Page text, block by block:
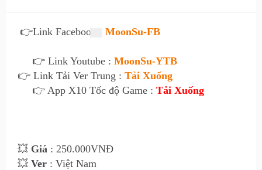
👉Link Facebook : MoonSu-FB
👉 Link Youtube : MoonSu-YTB
👉 Link Tải Ver Trung : Tải Xuống
👉 App X10 Tốc độ Game : Tải Xuống
💥 Giá : 250.000VNĐ
💥 Ver : Việt Nam